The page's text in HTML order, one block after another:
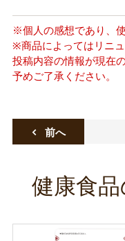
※個人の感想であり、
※商品によってはリニ
投稿内容の情報が現在
予めご了承ください。
前へ
健康食